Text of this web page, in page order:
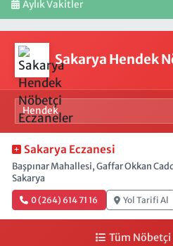
Aylık Vakitler
Sakarya Hendek
Sakarya Eczanesi
Başpınar Mahallesi, Gaffar Okkan
Sakarya
0 (264) 614 71 16 Yol Tarifi Al
Tüm Nöbetçi